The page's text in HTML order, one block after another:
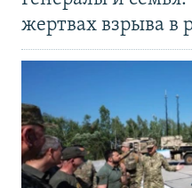
жертвах взрыва в